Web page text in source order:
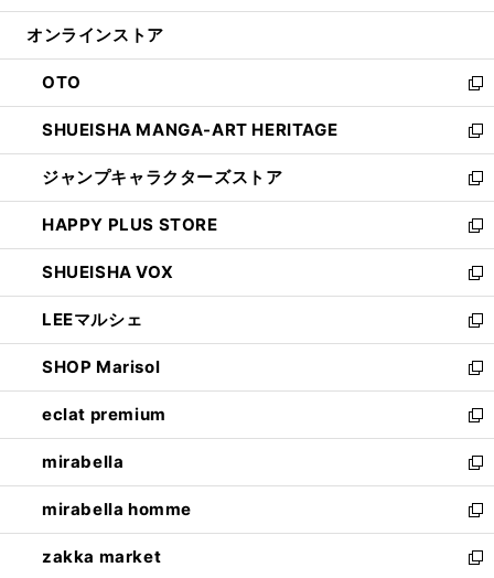
開
ン
ウ
で
開
く
ウ
ン
ド
ウ
で
開
く
オンラインストア
OTO
新
し
い
ウ
ィ
ン
ド
ウ
で
開
く
SHUEISHA MANGA-ART HERITAGE
新
し
い
ウ
ィ
ン
ド
ウ
で
開
く
ジャンプキャラクターズストア
新
し
い
ウ
ィ
ン
ド
ウ
で
開
く
HAPPY PLUS STORE
新
し
い
ウ
ィ
ン
ド
ウ
で
開
く
SHUEISHA VOX
新
し
い
ウ
ィ
ン
ド
ウ
で
開
く
LEEマルシェ
新
し
い
ウ
ィ
ン
ド
ウ
で
開
く
SHOP Marisol
新
し
い
ウ
ィ
ン
ド
ウ
で
eclat premium
新
し
い
ウ
ィ
ン
ド
mirabella
新
し
い
ウ
ィ
mirabella homme
新
し
い
zakka market
新